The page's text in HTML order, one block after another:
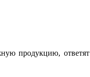
продукцию,